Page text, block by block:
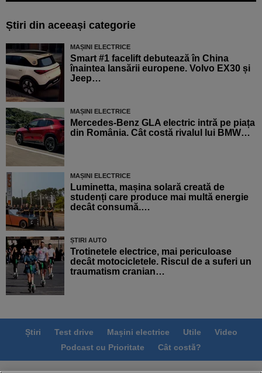
Știri din aceeași categorie
MAȘINI ELECTRICE
Smart #1 facelift debutează în China
înaintea lansării europene. Volvo EX30 și
Jeep…
MAȘINI ELECTRICE
Mercedes-Benz GLA electric intră pe piața
din România. Cât costă rivalul lui BMW…
MAȘINI ELECTRICE
Luminetta, mașina solară creată de
studenți care produce mai multă energie
decât consumă.…
ȘTIRI AUTO
Trotinetele electrice, mai periculoase
decât motocicletele. Riscul de a suferi un
traumatism cranian…
Știri Test drive Mașini electrice Utile
Video
Podcast cu Prioritate
Cât costă?